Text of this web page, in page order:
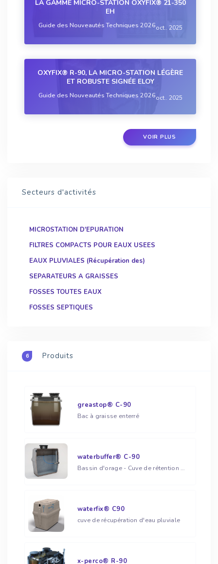
LA GAMME MICRO-STATION OXYFIX® 21-350
EH
Guide des Nouveautés Techniques 2026oct.. 2025
OXYFIX® R-90, LA MICRO-STATION LÉGÈRE
ET ROBUSTE SIGNÉE ELOY
Guide des Nouveautés Techniques 2026oct.. 2025
VOIR PLUS
Secteurs d'activités
MICROSTATION D'EPURATION
FILTRES COMPACTS POUR EAUX USEES
EAUX PLUVIALES (Récupération des)
SEPARATEURS A GRAISSES
FOSSES TOUTES EAUX
FOSSES SEPTIQUES
6 Produits
greastop® C-90
Bac à graisse enterré
waterbuffer® C-90
Bassin d'orage - Cuve de rétention d'eau pluviale
waterfix® C90
cuve de récupération d'eau pluviale
x-perco® R-90